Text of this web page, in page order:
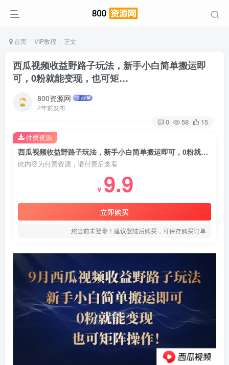
首页 VIP教程 正文
西瓜视频收益野路子玩法，新手小白简单搬运即
可，0粉就能变现，也可矩…
800资源网
2年前发布
0 58 15
西瓜视频收益野路子玩法，新手小白简单搬运即可，0粉就能变现，也可矩
此内容为付费资源，请付费后查看
￥ 9.9
立即购买
您当前未登录！建议登陆后购买，可保存购买订单
付费资源